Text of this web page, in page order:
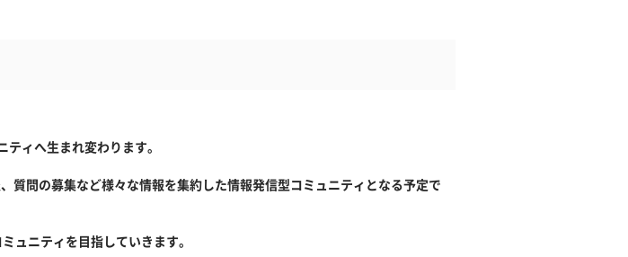
ィへ生まれ変わります。
問の募集など様々な情報を集約した情報発信型コミュニティとなる予定で
ュニティを目指していきます。